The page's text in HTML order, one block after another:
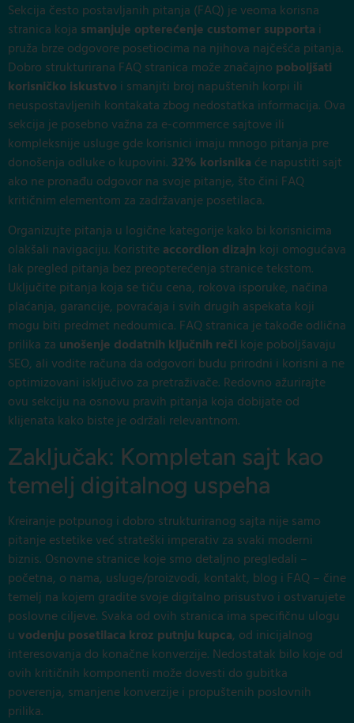
Sekcija često postavljanih pitanja (FAQ) je veoma korisna
stranica koja smanjuje opterećenje customer supporta i
pruža brze odgovore posetiocima na njihova najčešća pitanja.
Dobro strukturirana FAQ stranica može značajno poboljšati
korisničko iskustvoi smanjiti broj napuštenih korpi ili
neuspostavljenih kontakata zbog nedostatka informacija. Ova
sekcija je posebno važna za e-commerce sajtove ili
kompleksnije usluge gde korisnici imaju mnogo pitanja pre
donošenja odluke o kupovini.32% korisnika će napustiti sajt
ako ne pronađu odgovor na svoje pitanje, što čini FAQ
kritičnim elementom za zadržavanje posetilaca.
Organizujte pitanja u logične kategorije kako bi korisnicima
olakšali navigaciju. Koristiteaccordion dizajn koji omogućava
lak pregled pitanja bez preopterećenja stranice tekstom.
Uključite pitanja koja se tiču cena, rokova isporuke, načina
plaćanja, garancije, povraćaja i svih drugih aspekata koji
mogu biti predmet nedoumica. FAQ stranica je takođe odlična
prilika za unošenje dodatnih ključnih rečikoje poboljšavaju
SEO, ali vodite računa da odgovori budu prirodni i korisni a ne
optimizovani isključivo za pretraživače. Redovno ažurirajte
ovu sekciju na osnovu pravih pitanja koja dobijate od
klijenata kako biste je održali relevantnom.
Zaključak: Kompletan sajt kao
temelj digitalnog uspeha
Kreiranje potpunog i dobro strukturiranog sajta nije samo
pitanje estetike već strateški imperativ za svaki moderni
biznis. Osnovne stranice koje smo detaljno pregledali –
početna, o nama, usluge/proizvodi, kontakt, blog i FAQ – čine
temelj na kojem gradite svoje digitalno prisustvo i ostvarujete
poslovne ciljeve. Svaka od ovih stranica ima specifičnu ulogu
uvodenju posetilaca kroz putnju kupca, od inicijalnog
interesovanja do konačne konverzije. Nedostatak bilo koje od
ovih kritičnih komponenti može dovesti do gubitka
poverenja, smanjene konverzije i propuštenih poslovnih
prilika.